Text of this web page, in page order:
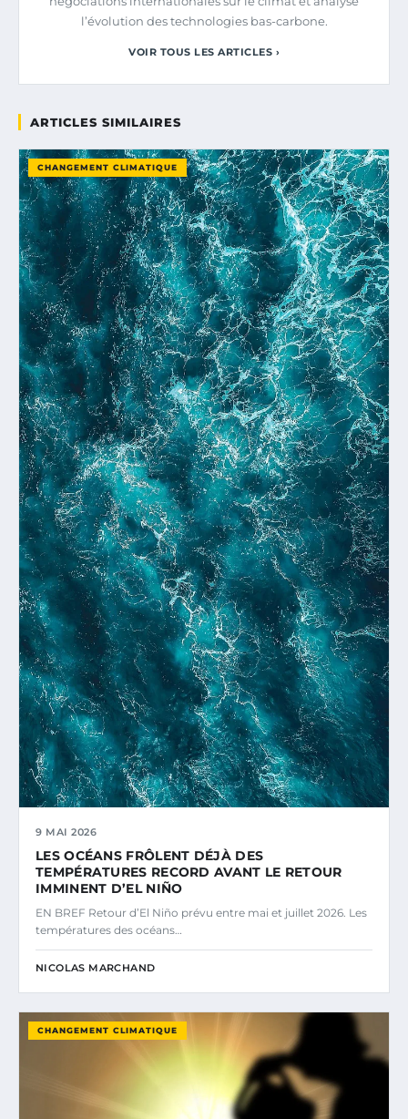
l’évolution des technologies bas-carbone.
VOIR TOUS LES ARTICLES ›
ARTICLES SIMILAIRES
CHANGEMENT CLIMATIQUE
9 MAI 2026
LES OCÉANS FRÔLENT DÉJÀ DES
TEMPÉRATURES RECORD AVANT LE RETOUR
IMMINENT D’EL NIÑO
EN BREF Retour d’El Niño prévu entre mai et juillet 2026. Les
températures des océans…
NICOLAS MARCHAND
CHANGEMENT CLIMATIQUE